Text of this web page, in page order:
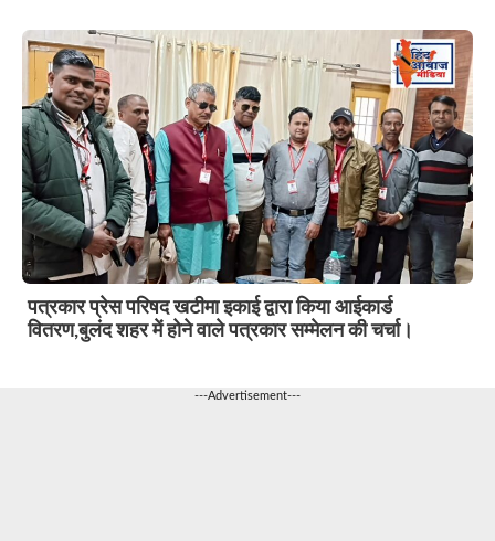
पत्रकार प्रेस परिषद खटीमा इकाई द्वारा किया आईकार्ड
वितरण,बुलंद शहर में होने वाले पत्रकार सम्मेलन की चर्चा।
---Advertisement---